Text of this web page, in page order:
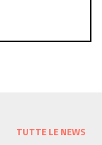
TUTTE LE NEWS